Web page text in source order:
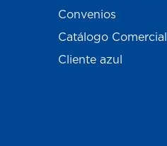
Convenios
Catálogo Comercial
Cliente azul